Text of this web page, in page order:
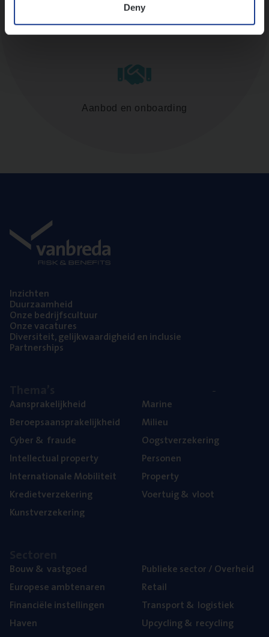
Deny
Diepte-interview met leidinggevende
Aanbod en onboarding
Inzich­ten
Duur­zaam­heid
Onze bedrijfs­cul­tuur
Onze vaca­tu­res
Diver­si­teit, gelijk­waar­dig­heid en inclusie
Part­ner­ships
Aan­spra­ke­lijk­heid
Beroeps­aan­spra­ke­lijk­heid
Cyber& fraude
Intel­lec­tu­al property
Inter­na­ti­o­na­le Mobiliteit
Kre­diet­ver­ze­ke­ring
Kunst­ver­ze­ke­ring
Mari­ne
Mili­eu
Oogst­ver­ze­ke­ring
Per­so­nen
Pro­per­ty
Voer­tuig& vloot
Bouw& vastgoed
Euro­pe­se ambtenaren
Finan­ci­ë­le instellingen
Haven
Publie­ke sec­tor / Overheid
Retail
Trans­port& logistiek
Upcy­cling& recycling